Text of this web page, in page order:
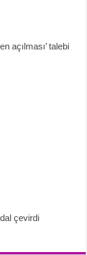
açılması’ talebi
çevirdi